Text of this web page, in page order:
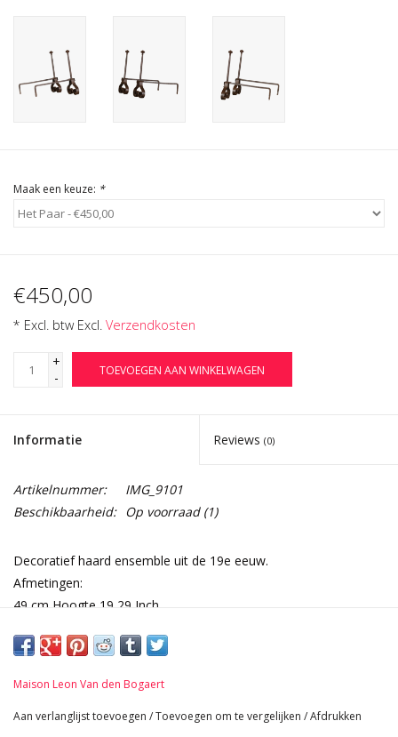
Maak een keuze: *
€450,00
* Excl. btw Excl. Verzendkosten
+
-
TOEVOEGEN AAN WINKELWAGEN
Informatie Reviews (0)
Artikelnummer:
IMG_9101
Beschikbaarheid: Op voorraad(1)
Decoratief haard ensemble uit de 19e eeuw.
Afmetingen:
49 cm Hoogte 19,29 Inch
47 cm Lengte 18,50 Inch
Maison Leon Van den Bogaert
Aan verlanglijst toevoegen /Toevoegen om te vergelijken /Afdrukken